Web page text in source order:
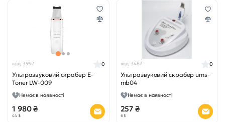
код 3932
Ультразвуковий скрабер E-
Toner LW-009
0
Немає в наявності
1 980 ₴
44 $
код 3487
Ультразвуковий скрабер ums-
mb04
0
Немає в наявності
257 ₴
6 $